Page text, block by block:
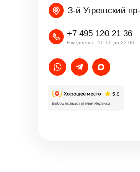
3-й Угрешский
+7 495 120 21 36
Ежедневно: 10:00 до 22:00